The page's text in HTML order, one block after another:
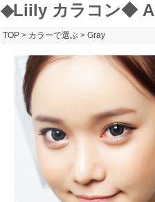
◆Liily カラコン◆
TOP > カラーで選ぶ > Gray